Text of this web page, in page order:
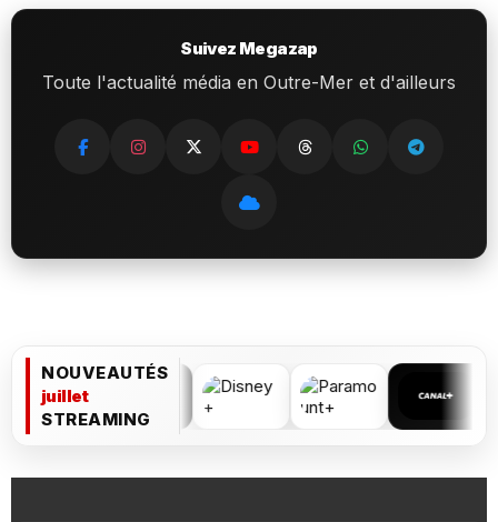
Suivez Megazap
Toute l'actualité média en Outre-Mer et d'ailleurs
NOUVEAUTÉS
juillet
STREAMING